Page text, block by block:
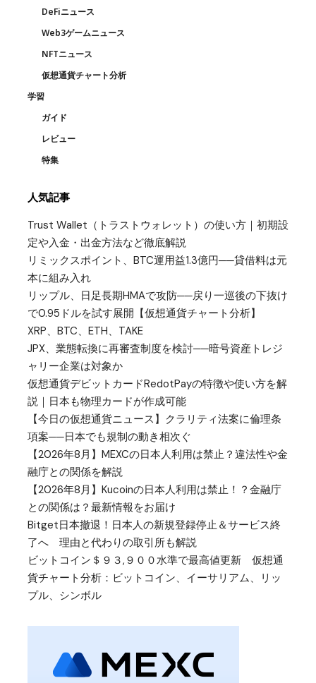
DeFiニュース
Web3ゲームニュース
NFTニュース
仮想通貨チャート分析
学習
ガイド
レビュー
特集
人気記事
Trust Wallet（トラストウォレット）の使い方｜初期設
定や入金・出金方法など徹底解説
リミックスポイント、BTC運用益1.3億円──貸借料は元
本に組み入れ
リップル、日足長期HMAで攻防──戻り一巡後の下抜け
で0.95ドルを試す展開【仮想通貨チャート分析】
XRP、BTC、ETH、TAKE
JPX、業態転換に再審査制度を検討──暗号資産トレジ
ャリー企業は対象か
仮想通貨デビットカードRedotPayの特徴や使い方を解
説｜日本も物理カードが作成可能
【今日の仮想通貨ニュース】クラリティ法案に倫理条
項案──日本でも規制の動き相次ぐ
【2026年8月】MEXCの日本人利用は禁止？違法性や金
融庁との関係を解説
【2026年8月】Kucoinの日本人利用は禁止！？金融庁
との関係は？最新情報をお届け
Bitget日本撤退！日本人の新規登録停止＆サービス終
了へ 理由と代わりの取引所も解説
ビットコイン＄９３,９００水準で最高値更新 仮想通
貨チャート分析：ビットコイン、イーサリアム、リッ
プル、シンボル